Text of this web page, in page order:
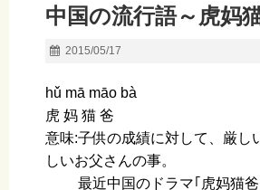
中国の流行語～虎妈
2015/05/17
hǔ mā māo bà
虎 妈 猫 爸
意味:子供の成績に対して、厳し
しいお父さんの事。
最近中国のドラマ｢虎妈猫爸｣